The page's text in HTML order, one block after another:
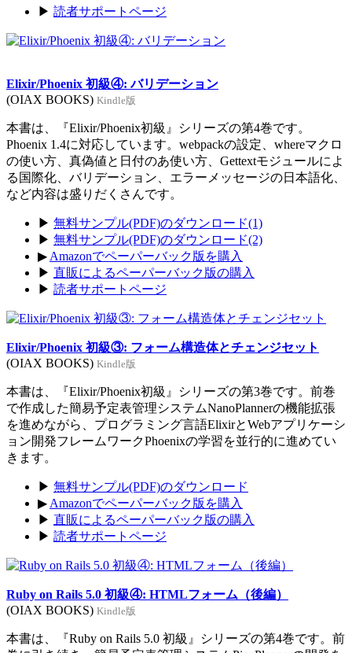
▶ 読者サポートページ
Elixir/Phoenix 初級④: バリデーション
(OIAX BOOKS) Kindle版
本書は、『Elixir/Phoenix初級』シリーズの第4巻です。
Phoenix 1.4に対応しています。webpackの設定、whereマクロ
の使い方、真偽値と日付のあ使い方、Gettextモジュールによ
る国際化、バリデーション、エラーメッセージの日本語化、
など内容は盛りだくさんです。
▶ 無料サンプル(PDF)のダウンロード(1)
▶ 無料サンプル(PDF)のダウンロード(2)
▶ Amazonでペーパーバック版を購入
▶ 直販によるペーパーバック版の購入
▶ 読者サポートページ
Elixir/Phoenix 初級③: フォーム構造体とチェンジセット
(OIAX BOOKS) Kindle版
本書は、『Elixir/Phoenix初級』シリーズの第3巻です。前巻
で作成した簡易予定表管理システムNanoPlannerの機能拡張
を進めながら、プログラミング言語ElixirとWebアプリケーシ
ョン開発フレームワークPhoenixの学習を並行的に進めてい
きます。
▶ 無料サンプル(PDF)のダウンロード
▶ Amazonでペーパーバック版を購入
▶ 直販によるペーパーバック版の購入
▶ 読者サポートページ
Ruby on Rails 5.0 初級④: HTMLフォーム（後編）
(OIAX BOOKS) Kindle版
本書は、『Ruby on Rails 5.0 初級』シリーズの第4巻です。前